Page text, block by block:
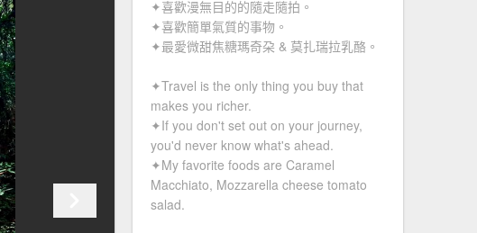
✦喜歡漫無目的的隨走隨拍。
✦喜歡簡單氣質的事物。
✦最愛微甜焦糖瑪奇朶 & 莫扎瑞拉乳酪。
✦Travel is the only thing you buy that
makes you richer.
✦If you don't set out on your journey,
you'd never know what's ahead.
✦My favorite foods are Caramel
Macchiato, Mozzarella cheese tomato
salad.